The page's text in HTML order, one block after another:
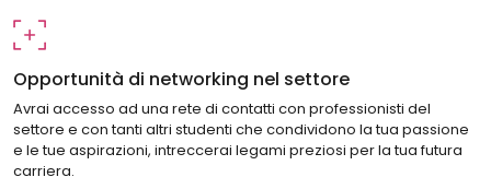
Opportunità di networking nel settore
Avrai accesso ad una rete di contatti con professionisti del
settore e con tanti altri studenti che condividono la tua passione
e le tue aspirazioni, intreccerai legami preziosi per la tua futura
carriera.